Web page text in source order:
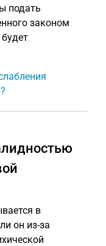
подать
законом
в
он из-за